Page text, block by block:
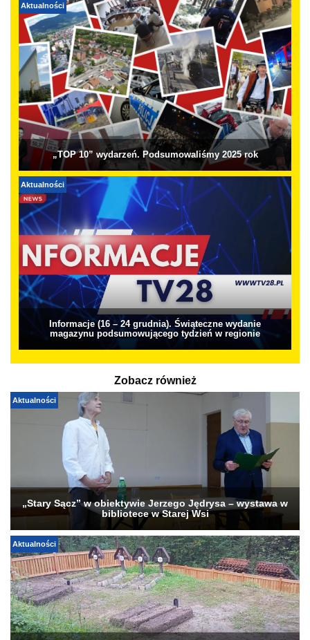
Aktualności
„TOP 10” wydarzeń. Podsumowaliśmy 2025 rok
Aktualności
Informacje (16 – 24 grudnia). Świąteczne wydanie
magazynu podsumowującego tydzień w regionie
Zobacz również
Aktualności
„Stary Sącz” w obiektywie Jerzego Jędrysa – wystawa w
bibliotece w Starej Wsi
Aktualności